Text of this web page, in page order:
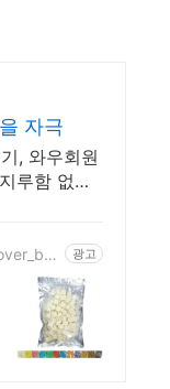
자극
, 와우회원
루함 없이
광고